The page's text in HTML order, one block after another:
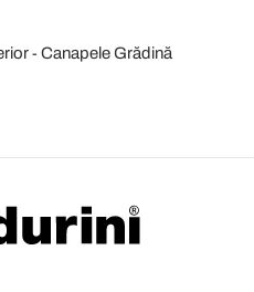
Canapele Grădină